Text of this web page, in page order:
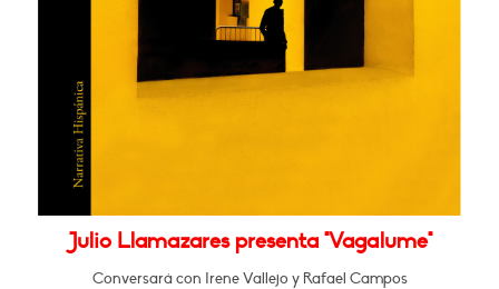
Julio Llamazares presenta "Vagalume"
Conversará con Irene Vallejo y Rafael Campos